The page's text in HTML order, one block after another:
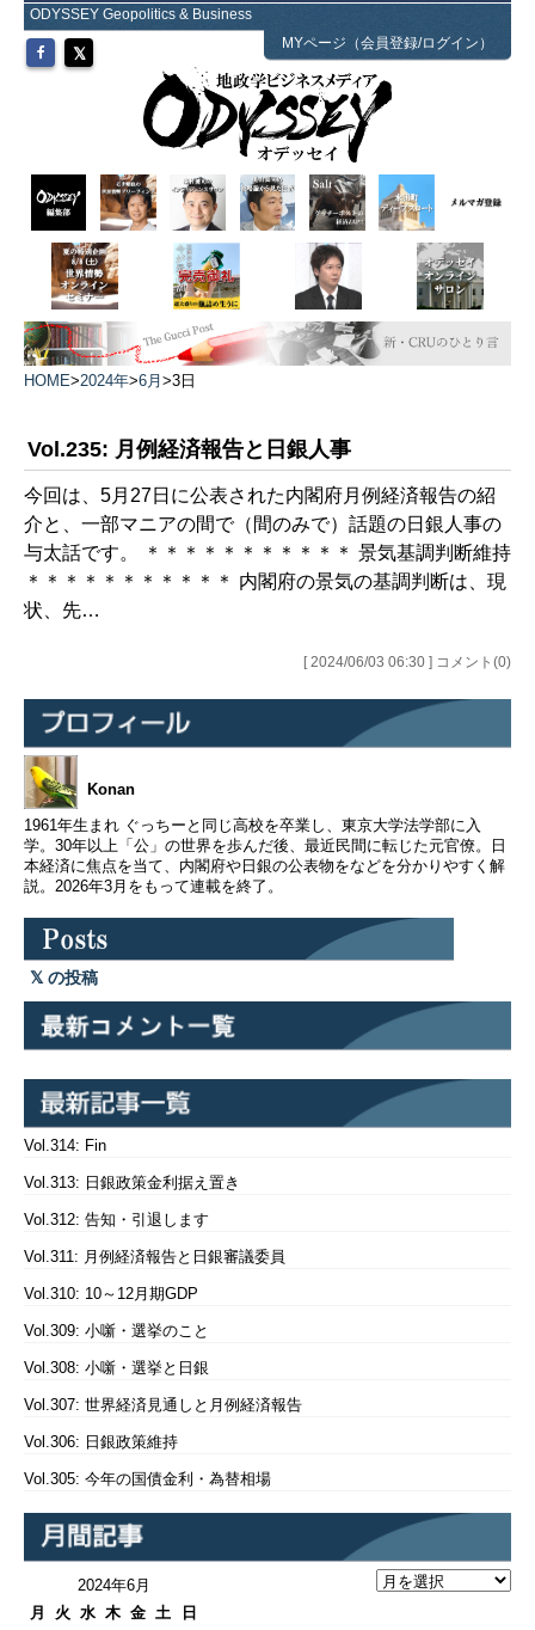
ODYSSEY Geopolitics & Business
MYページ（会員登録/ログイン）
HOME>2024年>6月 >3日
Vol.235: 月例経済報告と日銀人事
今回は、5月27日に公表された内閣府月例経済報告の紹
介と、一部マニアの間で（間のみで）話題の日銀人事の
与太話です。 ＊＊＊＊＊＊＊＊＊＊＊ 景気基調判断維持
＊＊＊＊＊＊＊＊＊＊＊ 内閣府の景気の基調判断は、現
状、先…
[ 2024/06/03 06:30 ] コメント(0)
Konan
1961年生まれ ぐっちーと同じ高校を卒業し、東京大学法学部に入
学。30年以上「公」の世界を歩んだ後、最近民間に転じた元官僚。日
本経済に焦点を当て、内閣府や日銀の公表物をなどを分かりやすく解
説。2026年3月をもって連載を終了。
の投稿
Vol.314: Fin
Vol.313: 日銀政策金利据え置き
Vol.312: 告知・引退します
Vol.311: 月例経済報告と日銀審議委員
Vol.310: 10～12月期GDP
Vol.309: 小噺・選挙のこと
Vol.308: 小噺・選挙と日銀
Vol.307: 世界経済見通しと月例経済報告
Vol.306: 日銀政策維持
Vol.305: 今年の国債金利・為替相場
2024年6月
月
火 水 木 金 土 日